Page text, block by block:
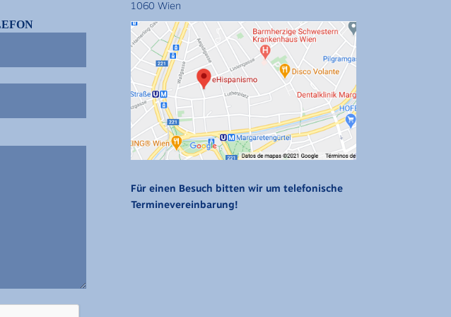
1060 Wien
Für einen Besuch bitten wir um telefonische
Terminevereinbarung!